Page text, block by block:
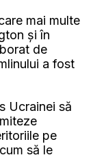
mai multe
și în
de
a fost
Ucrainei să
pe
să le